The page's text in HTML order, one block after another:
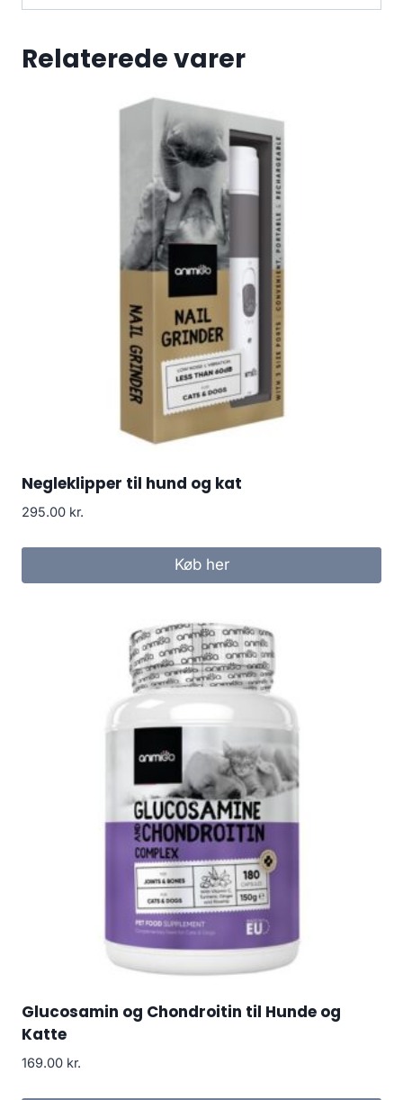
Relaterede varer
Negleklipper til hund og kat
295.00 kr.
Køb her
Glucosamin og Chondroitin til Hunde og
Katte
169.00 kr.